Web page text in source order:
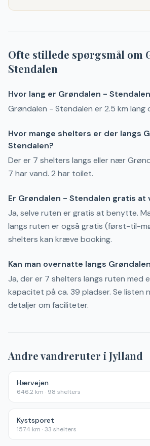
Ofte stillede spørgsmål om
Stendalen
Hvor lang er Grøndalen -
Grøndalen - Stendalen er 2.5 km lang
Hvor mange shelters er der langs
Stendalen?
Der er 7 shelters langs eller nær
7 har vand. 2 har toilet.
Er Grøndalen - Stendalen gratis at
Ja, selve ruten er gratis at benytte.
langs ruten er også gratis (først-til-
shelters kan kræve booking.
Kan man overnatte langs
Ja, der er 7 shelters langs ruten med
kapacitet på ca. 39 pladser. Se listen
detaljer om faciliteter.
Andre vandreruter i Jylland
Hærvejen
646.2 km · 98 shelters
Kystsporet
157.4 km ·33 shelters